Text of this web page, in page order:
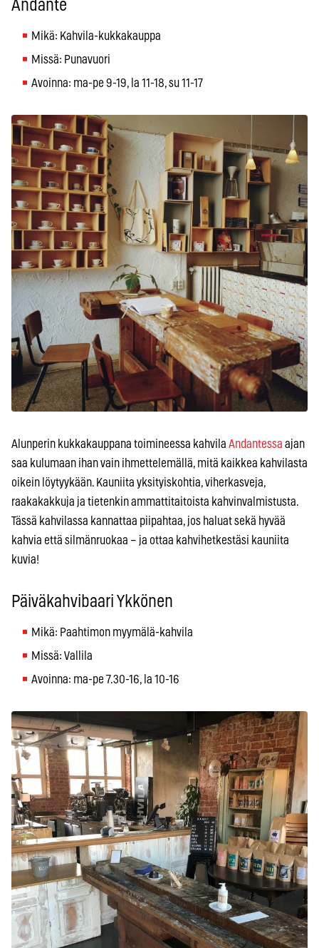
Andante
Mikä: Kahvila-kukkakauppa
Missä: Punavuori
Avoinna: ma-pe 9-19, la 11-18, su 11-17
Alunperin kukkakauppana toimineessa kahvila Andantessa ajan
saa kulumaan ihan vain ihmettelemällä, mitä kaikkea kahvilasta
oikein löytyykään. Kauniita yksityiskohtia, viherkasveja,
raakakakkuja ja tietenkin ammattitaitoista kahvinvalmistusta.
Tässä kahvilassa kannattaa piipahtaa, jos haluat sekä hyvää
kahvia että silmänruokaa – ja ottaa kahvihetkestäsi kauniita
kuvia!
Päiväkahvibaari Ykkönen
Mikä: Paahtimon myymälä-kahvila
Missä: Vallila
Avoinna: ma-pe 7.30-16, la 10-16